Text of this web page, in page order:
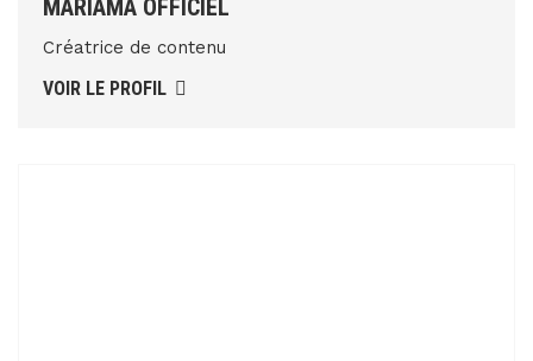
MARIAMA OFFICIEL
Créatrice de contenu
VOIR LE PROFIL